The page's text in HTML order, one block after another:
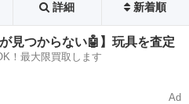
詳細 新着順
見つからない🤖】玩具を査定
！最大限買取します
Ad